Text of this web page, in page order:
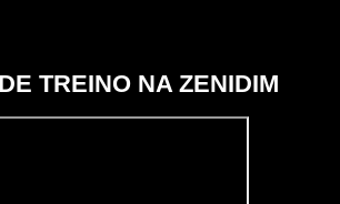
TREINO NA ZENIDIM